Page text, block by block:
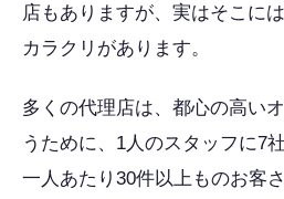
店もありますが、実はそこに
カラクリがあります。
多くの代理店は、都心の高い
うために、1人のスタッフに7
一人あたり30件以上ものお客